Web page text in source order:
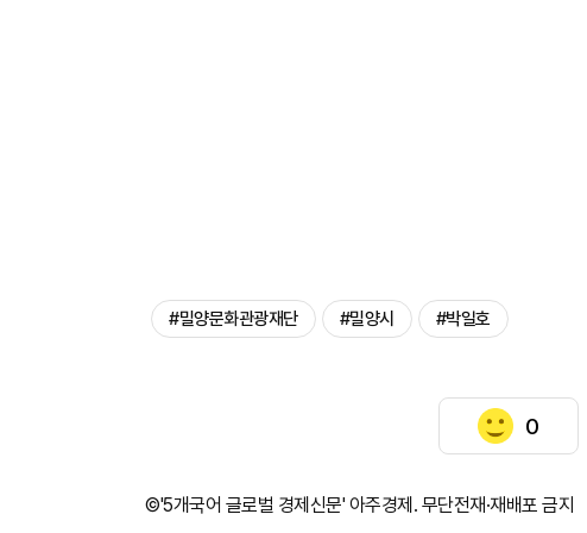
#밀양문화관광재단 #밀양시 #박일호
0
©'5개국어 글로벌 경제신문' 아주경제. 무단전재·재배포 금지